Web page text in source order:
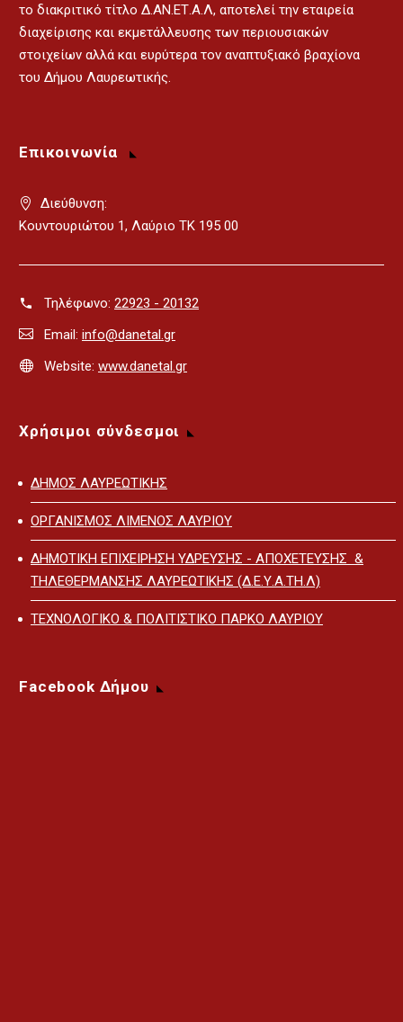
το διακριτικό τίτλο Δ.ΑΝ.ΕΤ.Α.Λ, αποτελεί την εταιρεία
διαχείρισης και εκμετάλλευσης των περιουσιακών
στοιχείων αλλά και ευρύτερα τον αναπτυξιακό βραχίονα
του Δήμου Λαυρεωτικής.
Επικοινωνία
Διεύθυνση:
Κουντουριώτου 1, Λαύριο ΤΚ 195 00
Τηλέφωνο: 22923 - 20132
Email: info@danetal.gr
Website: www.danetal.gr
Χρήσιμοι σύνδεσμοι
ΔΗΜΟΣ ΛΑΥΡΕΩΤΙΚΗΣ
ΟΡΓΑΝΙΣΜΟΣ ΛΙΜΕΝΟΣ ΛΑΥΡΙΟΥ
ΔΗΜΟΤΙΚΗ ΕΠΙΧΕΙΡΗΣΗ ΥΔΡΕΥΣΗΣ - ΑΠΟΧΕΤΕΥΣΗΣ &
ΤΗΛΕΘΕΡΜΑΝΣΗΣ ΛΑΥΡΕΩΤΙΚΗΣ (Δ.Ε.Υ.Α.ΤΗ.Λ)
ΤΕΧΝΟΛΟΓΙΚΟ & ΠΟΛΙΤΙΣΤΙΚΟ ΠΑΡΚΟ ΛΑΥΡΙΟΥ
Facebook Δήμου